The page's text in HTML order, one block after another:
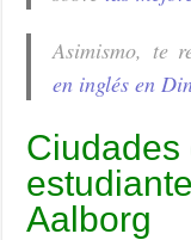
Asimismo, te
en inglés en
Ciudades
Aalborg